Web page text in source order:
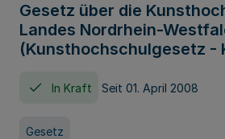
Gesetz über die
Landes Nordrhein-
(Kunsthochschulgesetz -
In Kraft Seit 01. April 2008
Gesetz